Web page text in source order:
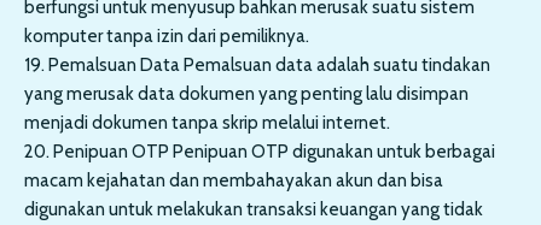
berfungsi untuk menyusup bahkan merusak suatu sistem
komputer tanpa izin dari pemiliknya.
19. Pemalsuan Data Pemalsuan data adalah suatu tindakan
yang merusak data dokumen yang penting lalu disimpan
menjadi dokumen tanpa skrip melalui internet.
20. Penipuan OTP Penipuan OTP digunakan untuk berbagai
macam kejahatan dan membahayakan akun dan bisa
digunakan untuk melakukan transaksi keuangan yang tidak